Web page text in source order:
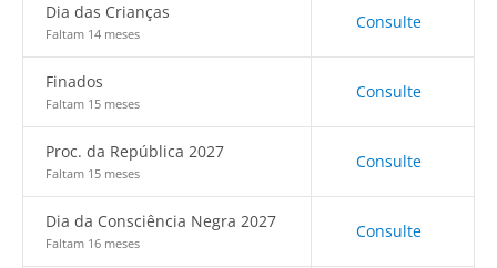
Dia das Crianças
Faltam 14 meses
Consulte
Finados
Faltam 15 meses
Consulte
Proc. da República 2027
Faltam 15 meses
Consulte
Dia da Consciência Negra 2027
Faltam 16 meses
Consulte